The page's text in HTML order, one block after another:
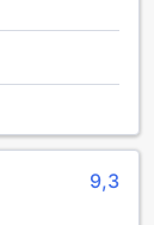
gör
du kan
förbättrar
ett fullt
9,3